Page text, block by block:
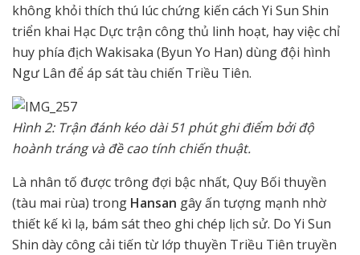
không khỏi thích thú lúc chứng kiến cách Yi Sun Shin
triển khai Hạc Dực trận công thủ linh hoạt, hay việc chỉ
huy phía địch Wakisaka (Byun Yo Han) dùng đội hình
Ngư Lân để áp sát tàu chiến Triều Tiên.
Hình 2: Trận đánh kéo dài 51 phút ghi điểm bởi độ
hoành tráng và đề cao tính chiến thuật.
Là nhân tố được trông đợi bậc nhất, Quy Bối thuyền
(tàu mai rùa) trong Hansan gây ấn tượng mạnh nhờ
thiết kế kì lạ, bám sát theo ghi chép lịch sử. Do Yi Sun
Shin dày công cải tiến từ lớp thuyền Triều Tiên truyền